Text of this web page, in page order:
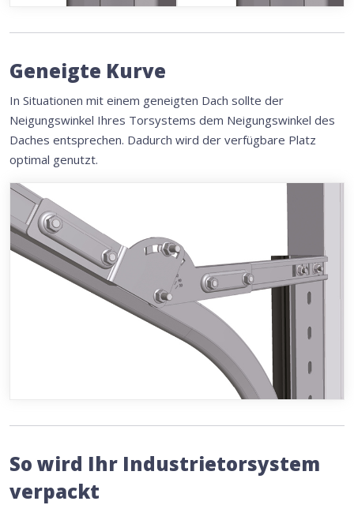
Geneigte Kurve
In Situationen mit einem geneigten Dach sollte der
Neigungswinkel Ihres Torsystems dem Neigungswinkel des
Daches entsprechen. Dadurch wird der verfügbare Platz
optimal genutzt.
So wird Ihr Industrietorsystem
verpackt